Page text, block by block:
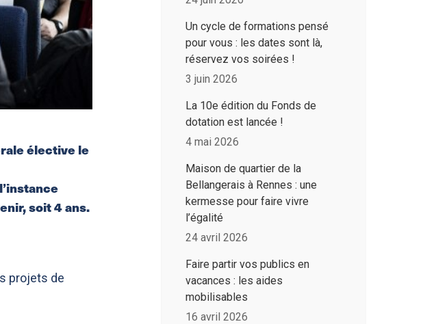
élective le
soit 4 ans.
projets de
Un cycle de formations pensé
pour vous : les dates sont là,
réservez vos soirées !
3 juin 2026
La 10e édition du Fonds de
dotation est lancée !
4 mai 2026
Maison de quartier de la
Bellangerais à Rennes : une
kermesse pour faire vivre
l’égalité
24 avril 2026
Faire partir vos publics en
vacances : les aides
mobilisables
16 avril 2026